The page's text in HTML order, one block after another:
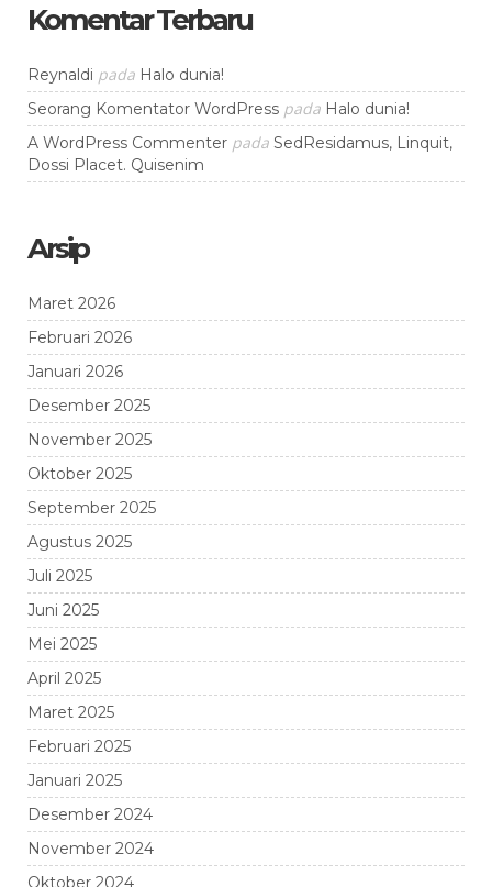
Komentar Terbaru
Reynaldi pada Halo dunia!
Seorang Komentator WordPress pada Halo dunia!
A WordPress Commenter pada SedResidamus, Linquit,
Dossi Placet. Quisenim
Arsip
Maret 2026
Februari 2026
Januari 2026
Desember 2025
November 2025
Oktober 2025
September 2025
Agustus 2025
Juli 2025
Juni 2025
Mei 2025
April 2025
Maret 2025
Februari 2025
Januari 2025
Desember 2024
November 2024
Oktober 2024